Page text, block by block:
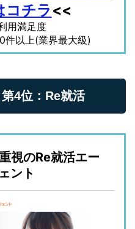
コチラ <<
用満足度
件以上(業界最大級)
4位：Re就活
視のRe就活エー
ント